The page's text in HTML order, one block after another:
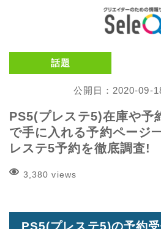
話題
公開日：2020-09-
PS5(プレステ5)在庫や予
で手に入れる予約ページ
レステ5予約を徹底調査!
3,380 views
PS5(プレステ5)の予約